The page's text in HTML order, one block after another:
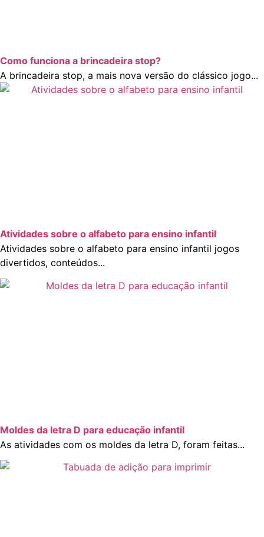
Como funciona a brincadeira stop?
A brincadeira stop, a mais nova versão do clássico jogo...
Atividades sobre o alfabeto para ensino infantil
Atividades sobre o alfabeto para ensino infantil jogos
divertidos, conteúdos...
Moldes da letra D para educação infantil
As atividades com os moldes da letra D, foram feitas...